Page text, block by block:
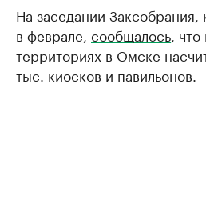
На заседании Заксобрания,
в феврале, сообщалось,
территориях в Омске
тыс. киосков и павильонов.